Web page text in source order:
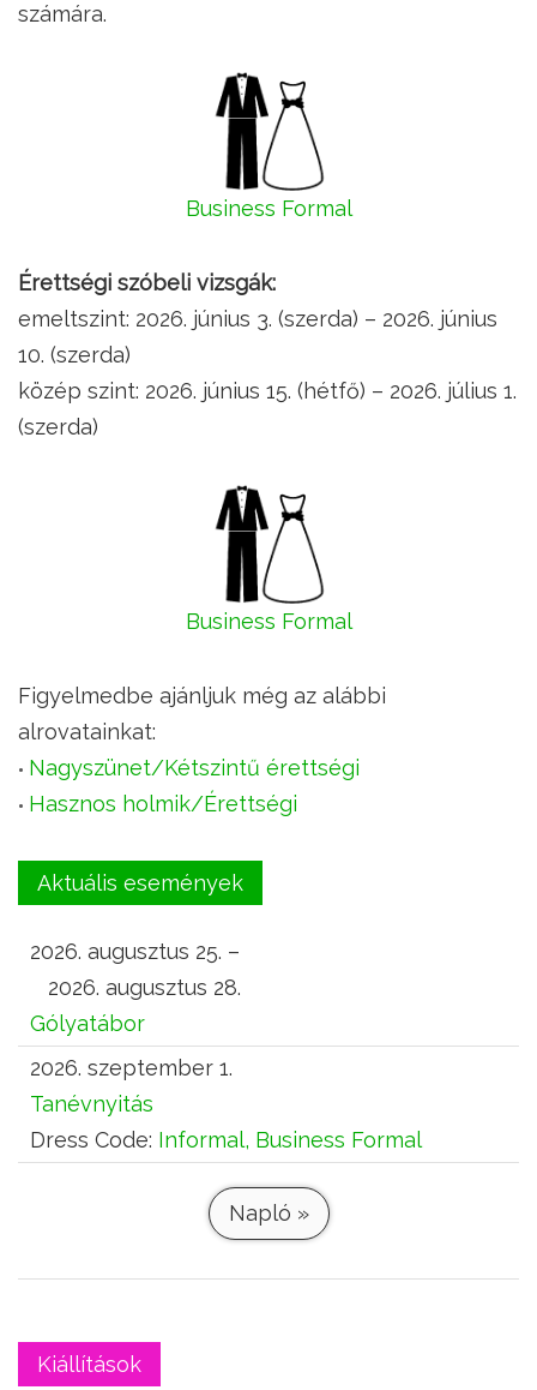
számára.
Business Formal
Érettségi szóbeli vizsgák:
emeltszint: 2026. június 3. (szerda) – 2026. június
10. (szerda)
közép szint: 2026. június 15. (hétfő) – 2026. július 1.
(szerda)
Business Formal
Figyelmedbe ajánljuk még az alábbi
alrovatainkat:
Nagyszünet/Kétszintű érettségi
Hasznos holmik/Érettségi
Aktuális események
2026. augusztus 25. –
2026. augusztus 28.
Gólyatábor
2026. szeptember 1.
Tanévnyitás
Dress Code: Informal, Business Formal
Napló »
Kiállítások